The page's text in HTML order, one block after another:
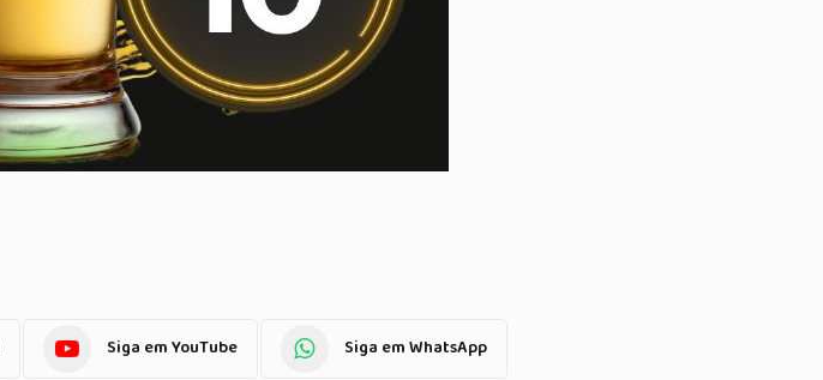
Siga em YouTube Siga em WhatsApp